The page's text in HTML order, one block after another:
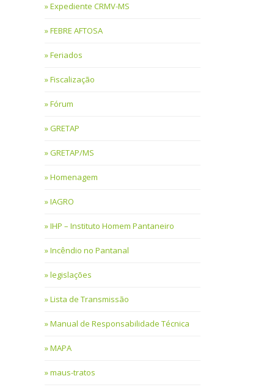
Expediente CRMV-MS
FEBRE AFTOSA
Feriados
Fiscalização
Fórum
GRETAP
GRETAP/MS
Homenagem
IAGRO
IHP – Instituto Homem Pantaneiro
Incêndio no Pantanal
legislações
Lista de Transmissão
Manual de Responsabilidade Técnica
MAPA
maus-tratos